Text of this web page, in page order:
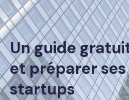
Un guide
et préparer
startups